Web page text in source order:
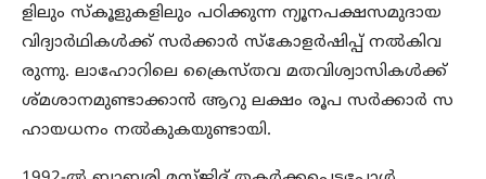
ളിലും സ്കൂളുകളിലും പഠിക്കുന്ന ന്യൂനപക്ഷസമുദായ
വിദ്യാർഥികൾക്ക് സർക്കാർ സ്കോളർഷിപ്പ് നൽകിവ
രുന്നു. ലാഹോറിലെ ക്രൈസ്തവ മതവിശ്വാസികൾക്ക്
ശ്മശാനമുണ്ടാക്കാൻ ആറു ലക്ഷം രൂപ സർക്കാർ സ
ഹായധനം നൽകുകയുണ്ടായി.